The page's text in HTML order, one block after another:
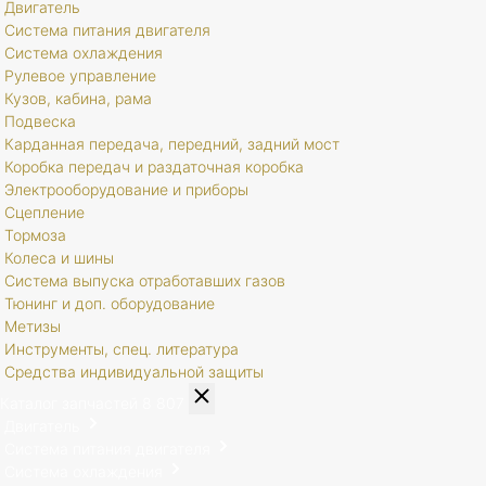
Двигатель
Система питания двигателя
Система охлаждения
Рулевое управление
Кузов, кабина, рама
Подвеска
Карданная передача, передний, задний мост
Коробка передач и раздаточная коробка
Электрооборудование и приборы
Сцепление
Тормоза
Колеса и шины
Система выпуска отработавших газов
Тюнинг и доп. оборудование
Метизы
Инструменты, спец. литература
Средства индивидуальной защиты